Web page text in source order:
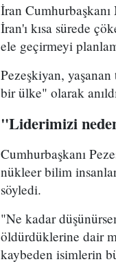
İran
İran'ı kısa sürede
ele geçirmeyi
Pezeşkiyan,
bir ülke" olarak
"Liderimizi
Cumhurbaşkanı
nükleer bilim
söyledi.
"Ne kadar
öldürdüklerine dair
kaybeden isimlerin